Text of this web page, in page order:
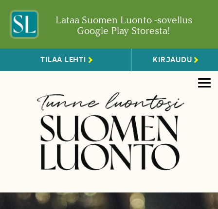
Lataa Suomen Luonto -sovellus
Google Play Storesta!
TILAA LEHTI KIRJAUDU